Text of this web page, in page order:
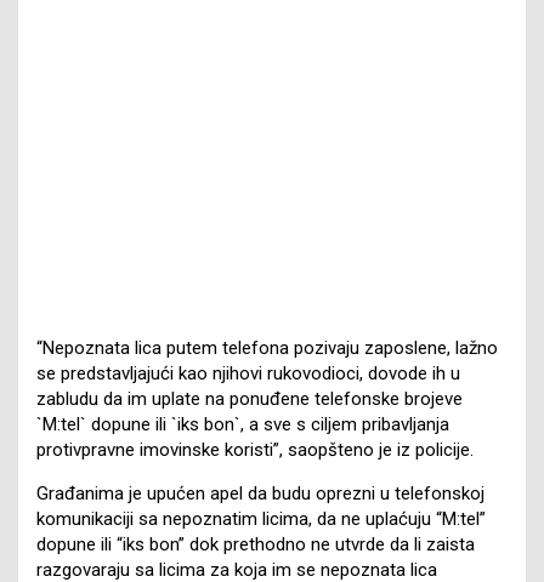
“Nepoznata lica putem telefona pozivaju zaposlene, lažno
se predstavljajući kao njihovi rukovodioci, dovode ih u
zabludu da im uplate na ponuđene telefonske brojeve
`M:tel` dopune ili `iks bon`, a sve s ciljem pribavljanja
protivpravne imovinske koristi”, saopšteno je iz policije.
Građanima je upućen apel da budu oprezni u telefonskoj
komunikaciji sa nepoznatim licima, da ne uplaćuju “M:tel”
dopune ili “iks bon” dok prethodno ne utvrde da li zaista
razgovaraju sa licima za koja im se nepoznata lica